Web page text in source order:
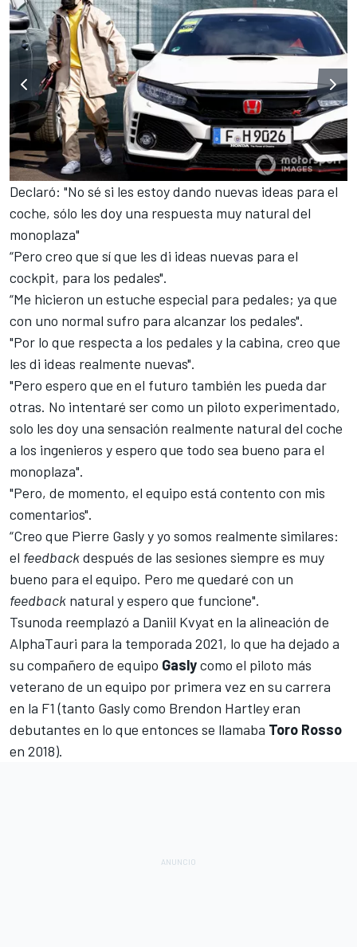
Declaró: "No sé si les estoy dando nuevas ideas para el
coche, sólo les doy una respuesta muy natural del
monoplaza"
“Pero creo que sí que les di ideas nuevas para el
cockpit, para los pedales".
“Me hicieron un estuche especial para pedales; ya que
con uno normal sufro para alcanzar los pedales".
"Por lo que respecta a los pedales y la cabina, creo que
les di ideas realmente nuevas".
"Pero espero que en el futuro también les pueda dar
otras. No intentaré ser como un piloto experimentado,
solo les doy una sensación realmente natural del coche
a los ingenieros y espero que todo sea bueno para el
monoplaza".
"Pero, de momento, el equipo está contento con mis
comentarios".
“Creo que Pierre Gasly y yo somos realmente similares:
el feedbackdespués de las sesiones siempre es muy
bueno para el equipo. Pero me quedaré con un
feedback natural y espero que funcione".
Tsunoda reemplazó a Daniil Kvyat en la alineación de
AlphaTauri para la temporada 2021, lo que ha dejado a
su compañero de equipo Gaslycomo el piloto más
veterano de un equipo por primera vez en su carrera
en la F1 (tanto Gasly como Brendon Hartleyeran
debutantes en lo que entonces se llamaba Toro Rosso
en 2018).